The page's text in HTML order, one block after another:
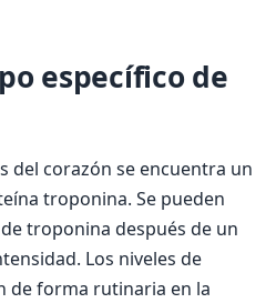
específico de
del corazón se encuentra un
troponina. Se pueden
troponina después de un
Los niveles de
de forma rutinaria en la